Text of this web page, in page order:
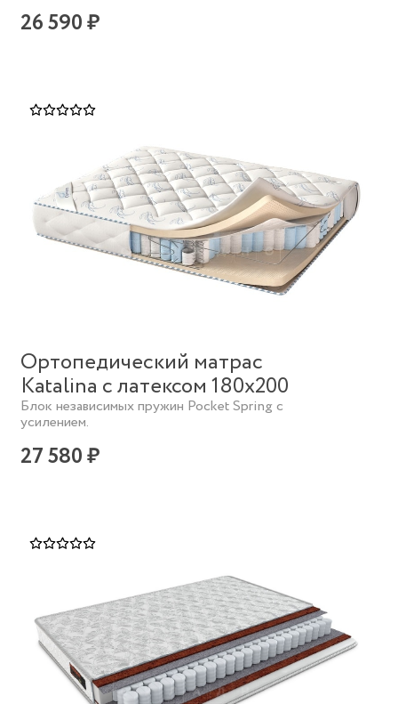
26 590 ₽
Ортопедический матрас
Katalina с латексом 180х200
Блок независимых пружин Pocket Spring с
усилением.
27 580 ₽